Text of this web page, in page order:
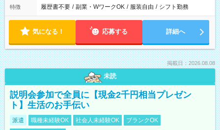
特徴 履歴書不要 / 副業・WワークOK / 服装自由 / シフト勤務
気になる！ 応募する 詳細へ
掲載日：2026.08.08
未読
説明会参加で全員に【現金2千円相当プレゼン
ト】生活のお手伝い
派遣 職種未経験OK 社会人未経験OK
ブランクOK